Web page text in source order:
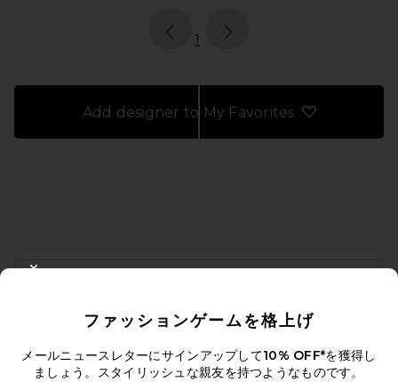
page
1
Add designer to My Favorites
FOOTER
メールを送信することにより、当社のニュースレターに登録。いつで
Email Address
ファッションゲームを格上げ
メールニュースレターにサインアップして10% OFF*を獲得し
ましょう。スタイリッシュな親友を持つようなものです。